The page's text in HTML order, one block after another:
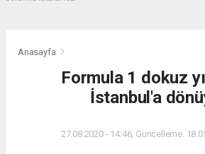
Anasayfa
Formula 1 dokuz
İstanbul'a
27.08.2020 - 14:46, Güncelleme: